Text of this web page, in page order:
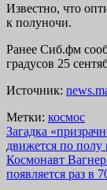
Известно, что
к полуночи.
Ранее Сиб.фм
градусов 25
Источник:
Метки: космос
Навигация
по
записям
Загадка
движется по
Космонавт
появляется раз в